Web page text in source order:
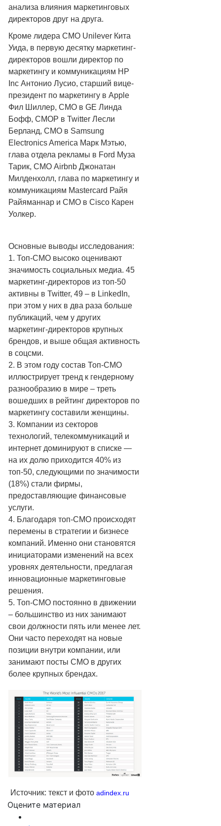
анализа влияния маркетинговых
директоров друг на друга.
Кроме лидера СМО Unilever Кита
Уида, в первую десятку маркетинг-
директоров вошли директор по
маркетингу и коммуникациям HP
Inc Антонио Лусио, старший вице-
президент по маркетингу в Apple
Фил Шиллер, СМО в GE Линда
Бофф, CMOP в Twitter Лесли
Берланд, CMO в Samsung
Electronics America Марк Мэтью,
глава отдела рекламы в Ford Муза
Тарик, СМО Airbnb Джонатан
Милденхолл, глава по маркетингу и
коммуникациям Mastercard Райя
Райяманнар и CMO в Cisco Карен
Уолкер.
Основные выводы исследования:
1. Топ-СМО высоко оценивают
значимость социальных медиа. 45
маркетинг-директоров из топ-50
активны в Twitter, 49 – в LinkedIn,
при этом у них в два раза больше
публикаций, чем у других
маркетинг-директоров крупных
брендов, и выше общая активность
в соцсми.
2. В этом году состав Топ-СМО
иллюстрирует тренд к гендерному
разнообразию в мире – треть
вошедших в рейтинг директоров по
маркетингу составили женщины.
3. Компании из секторов
технологий, телекоммуникаций и
интернет доминируют в списке —
на их долю приходится 40% из
топ-50, следующими по значимости
(18%) стали фирмы,
предоставляющие финансовые
услуги.
4. Благодаря топ-СМО происходят
перемены в стратегии и бизнесе
компаний. Именно они становятся
инициаторами изменений на всех
уровнях деятельности, предлагая
инновационные маркетинговые
решения.
5. Топ-СМО постоянно в движении
– большинство из них занимают
свои должности пять или менее лет.
Они часто переходят на новые
позиции внутри компании, или
занимают посты СМО в других
более крупных брендах.
Источник: текст и фото adindex.ru
Подробнее:
Оцените материал